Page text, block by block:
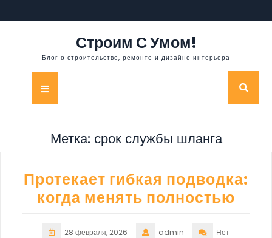
к
Строим С Умом!
Блог о строительстве, ремонте и дизайне интерьера
Кнопка
Метка: срок службы шланга
Протекает гибкая подводка:
когда менять полностью
28 февраля, 2026 admin
Нет